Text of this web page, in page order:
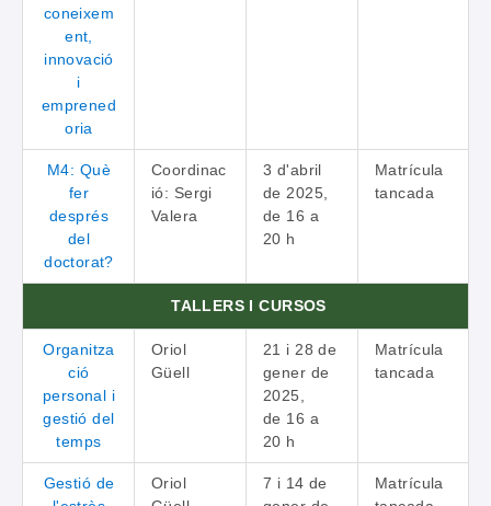
coneixem
ent,
innovació
i
emprened
oria
M4: Què
fer
després
del
doctorat?
Coordinac
ió: Sergi
Valera
3 d'abril
de 2025,
de 16 a
20 h
Matrícula
tancada
TALLERS I CURSOS
Organitza
ció
personal i
gestió del
temps
Oriol
Güell
21 i 28 de
gener de
2025,
de 16 a
20 h
Matrícula
tancada
Gestió de
Oriol
7 i 14 de
Matrícula